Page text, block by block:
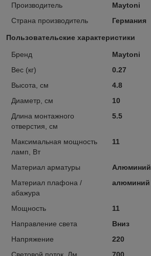
Производитель
Maytoni
Страна производитель
Германия
Пользовательские характеристики
Бренд
Maytoni
Вес (кг)
0.27
Высота, см
4.8
Диаметр, см
10
Длина монтажного
отверстия, см
5.5
Максимальная мощность
ламп, Вт
11
Материал арматуры
Алюминий
Материал плафона /
абажура
алюминий
Мощность
11
Направление света
Вниз
Напряжение
220
Световой поток, Лм
700